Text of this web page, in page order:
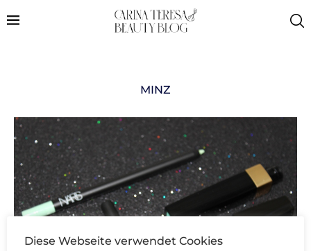
MINZ
Diese Webseite verwendet Cookies